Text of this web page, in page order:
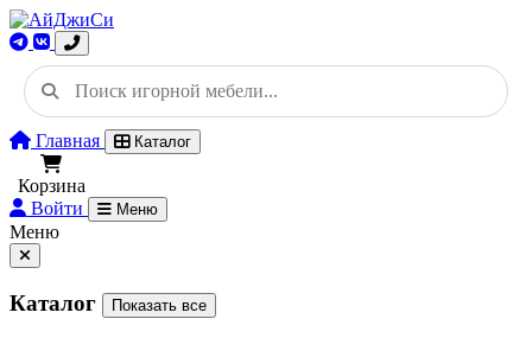
Главная Каталог
Корзина
Войти
Меню
Меню
Каталог Показать все